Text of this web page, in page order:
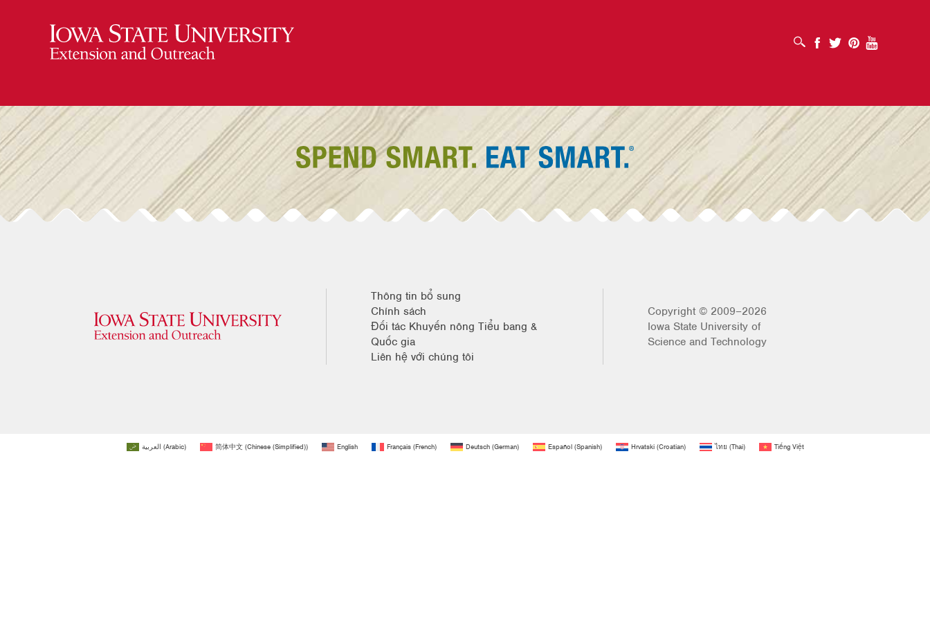
MỞ HỘP TÌM KIẾM Facebook
Twitter PinterestYoutube
Thông tin bổ sung
Chính sách
Đối tác Khuyến nông Tiểu bang &
Quốc gia
Liên hệ với chúng tôi
Copyright © 2009–2026
Iowa State University of
Science and Technology
العربية (Arabic) 简体中文(Chinese (Simplified)) English Français(French) Deutsch(German) Español(Spanish) Hrvatski(Croatian) ไทย (Thai) Tiếng Việt